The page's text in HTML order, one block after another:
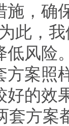
施，确
此，
风险
方案照
好的效
套方案